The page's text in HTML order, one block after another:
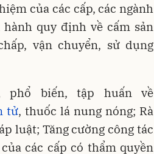
của các cấp, các ngành
quy định về cấm sản
vận chuyển, sử dụng
phổ biến, tập huấn về
tử, thuốc lá nung nóng; Rà
luật; Tăng cường công tác
các cấp có thẩm quyền